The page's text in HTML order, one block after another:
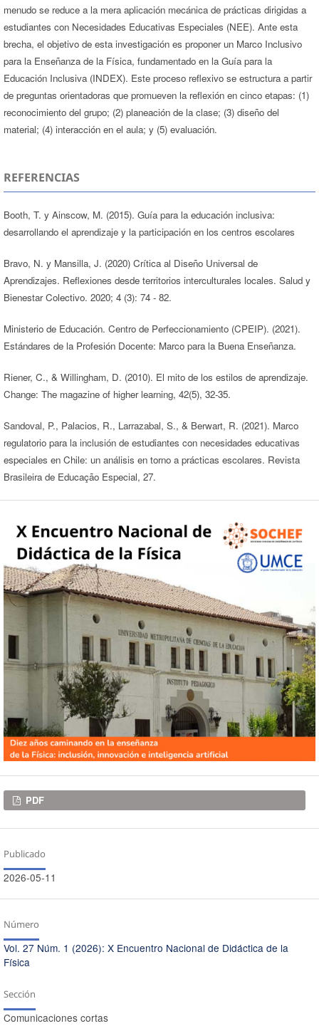
menudo se reduce a la mera aplicación mecánica de prácticas dirigidas a
estudiantes con Necesidades Educativas Especiales (NEE). Ante esta
brecha, el objetivo de esta investigación es proponer un Marco Inclusivo
para la Enseñanza de la Física, fundamentado en la Guía para la
Educación Inclusiva (INDEX). Este proceso reflexivo se estructura a partir
de preguntas orientadoras que promueven la reflexión en cinco etapas: (1)
reconocimiento del grupo; (2) planeación de la clase; (3) diseño del
material; (4) interacción en el aula; y (5) evaluación.
REFERENCIAS
Booth, T. y Ainscow, M. (2015). Guía para la educación inclusiva:
desarrollando el aprendizaje y la participación en los centros escolares
Bravo, N. y Mansilla, J. (2020) Crítica al Diseño Universal de
Aprendizajes. Reflexiones desde territorios interculturales locales. Salud y
Bienestar Colectivo. 2020; 4 (3): 74 - 82.
Ministerio de Educación. Centro de Perfeccionamiento (CPEIP). (2021).
Estándares de la Profesión Docente: Marco para la Buena Enseñanza.
Riener, C., & Willingham, D. (2010). El mito de los estilos de aprendizaje.
Change: The magazine of higher learning, 42(5), 32-35.
Sandoval, P., Palacios, R., Larrazabal, S., & Berwart, R. (2021). Marco
regulatorio para la inclusión de estudiantes con necesidades educativas
especiales en Chile: un análisis en torno a prácticas escolares. Revista
Brasileira de Educação Especial, 27.
Descargas
PDF
Publicado
2026-05-11
Número
Vol. 27 Núm. 1 (2026): X Encuentro Nacional de Didáctica de la
Física
Sección
Comunicaciones cortas